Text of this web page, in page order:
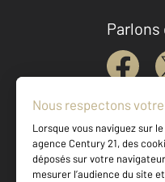
Parlons